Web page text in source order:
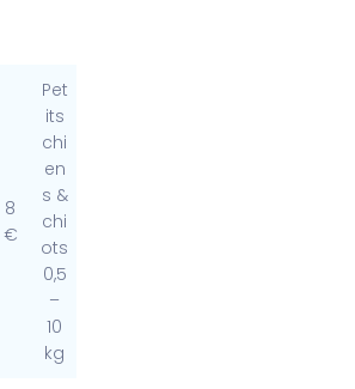
8
€
Pet
its
chi
en
s &
chi
ots
0,5
–
10
kg